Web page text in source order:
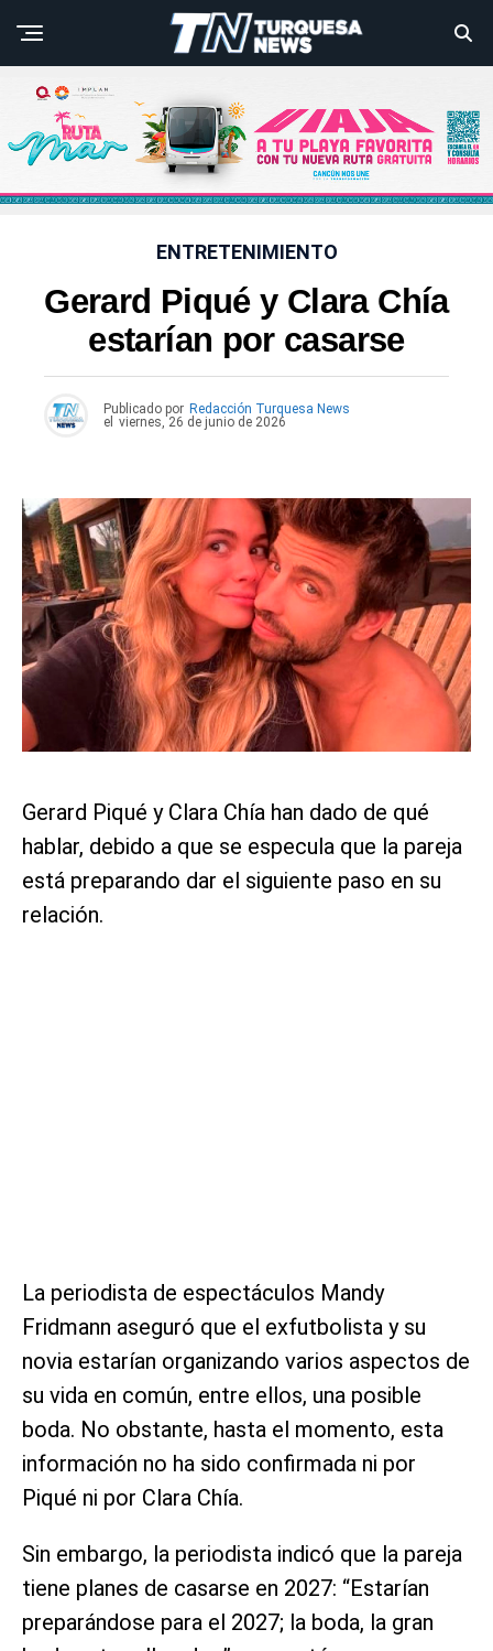
ENTRETENIMIENTO
Gerard Piqué y Clara Chía
estarían por casarse
Publicado por Redacción Turquesa News
el viernes, 26 de junio de 2026
Gerard Piqué y Clara Chía han dado de qué
hablar, debido a que se especula que la pareja
está preparando dar el siguiente paso en su
relación.
La periodista de espectáculos Mandy
Fridmann aseguró que el exfutbolista y su
novia estarían organizando varios aspectos de
su vida en común, entre ellos, una posible
boda. No obstante, hasta el momento, esta
información no ha sido confirmada ni por
Piqué ni por Clara Chía.
Sin embargo, la periodista indicó que la pareja
tiene planes de casarse en 2027: “Estarían
preparándose para el 2027; la boda, la gran